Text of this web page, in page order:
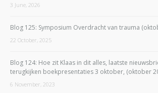
3 June, 2026
Blog 125: Symposium Overdracht van trauma
22 October, 2025
Blog 124: Hoe zit Klaas in dit alles, laatste
terugkijken boekpresentaties 3 oktober, (oktober
6 November, 2023